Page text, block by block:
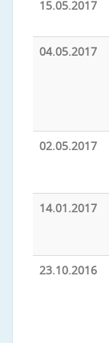
15.05.2017
04.05.2017
02.05.2017
14.01.2017
23.10.2016